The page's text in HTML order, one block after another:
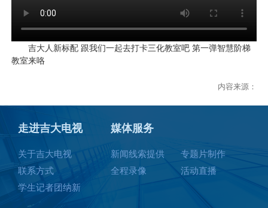
吉大人新标配 跟我们一起去打卡三化教室吧 第一弹智慧阶梯
教室来咯
内容来源：
走进吉大电视
关于吉大电视
联系方式
学生记者团纳新
媒体服务
新闻线索提供
专题片制作
全程录像
活动直播